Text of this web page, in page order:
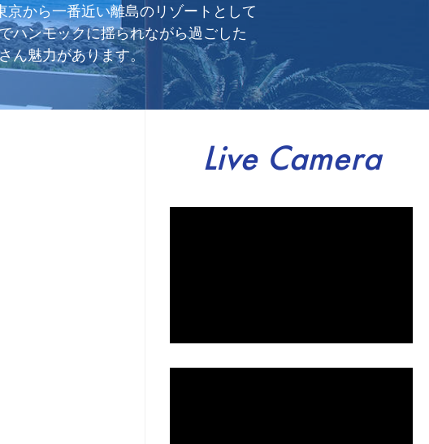
から一番近い離島のリゾートとして
ハンモックに揺られながら過ごした
ん魅力があります。
Live Camera